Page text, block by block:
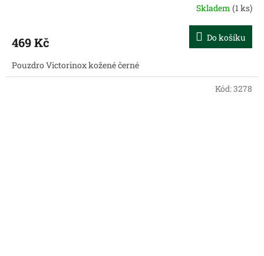
Skladem (1 ks)
469 Kč Do košíku
Pouzdro Victorinox kožené černé
Kód:3278